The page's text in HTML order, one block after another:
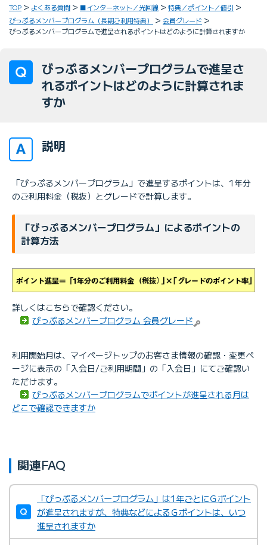
TOP よくある質問 ■インターネット／光回線
特典／ポイント／値引
びっぷるメンバープログラム（長期ご利用特典）
会員グレード
びっぷるメンバープログラムで進呈されるポイントはどのように計算されますか
びっぷるメンバープログラムで進呈さ
れるポイントはどのように計算されま
すか
説明
「びっぷるメンバープログラム」で進呈するポイントは、1年分
のご利用料金（税抜）とグレードで計算します。
「びっぷるメンバープログラム」によるポイントの
計算方法
詳しくはこちらで確認ください。
びっぷるメンバープログラム 会員グレード
利用開始月は、マイページトップのお客さま情報の確認・変更ペ
ージに表示の「入会日/ご利用期間」の「入会日」にてご確認い
ただけます。
びっぷるメンバープログラムでポイントが進呈される月は
どこで確認できますか
関連FAQ
「びっぷるメンバープログラム」は1年ごとにＧポイント
が進呈されますが、特典などによるＧポイントは、いつ
進呈されますか